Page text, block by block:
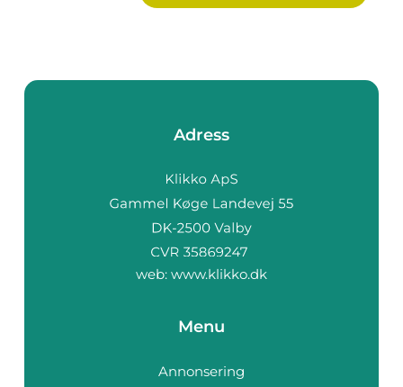
Adress
web: www.klikko.dk
Menu
Annonsering